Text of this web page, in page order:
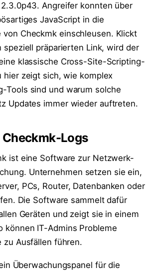
Angreifer konnten über
JavaScript in die
Checkmk einschleusen. Klickt
speziell präparierten Link, wird der
klassische Cross-Site-Scripting-
hier zeigt sich, wie komplex
Tools sind und warum solche
Updates immer wieder auftreten.
Logs
ist eine Software zur Netzwerk-
Unternehmen setzen sie ein,
PCs, Router, Datenbanken oder
Die Software sammelt dafür
Geräten und zeigt sie in einem
können IT-Admins Probleme
zu Ausfällen führen.
Überwachungspanel für die